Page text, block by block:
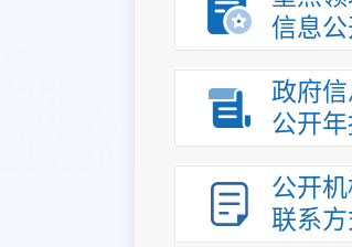
信息公
政府信
公开
公开
联系